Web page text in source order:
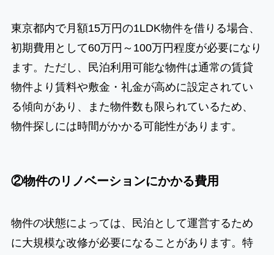
東京都内で月額15万円の1LDK物件を借りる場合、
初期費用として60万円～100万円程度が必要になり
ます。ただし、民泊利用可能な物件は通常の賃貸
物件より賃料や敷金・礼金が高めに設定されてい
る傾向があり、また物件数も限られているため、
物件探しには時間がかかる可能性があります。
②物件のリノベーションにかかる費用
物件の状態によっては、民泊として運営するため
に大規模な改修が必要になることがあります。特